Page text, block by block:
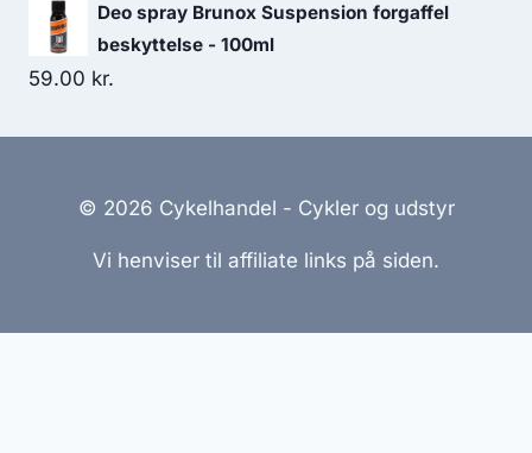
Deo spray Brunox Suspension forgaffel
beskyttelse - 100ml
59.00 kr.
© 2026 Cykelhandel - Cykler og udstyr
Vi henviser til affiliate links på siden.